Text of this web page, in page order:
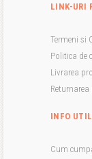
LINK-URI
Termeni si
Politica de
Livrarea
INFO
Cum